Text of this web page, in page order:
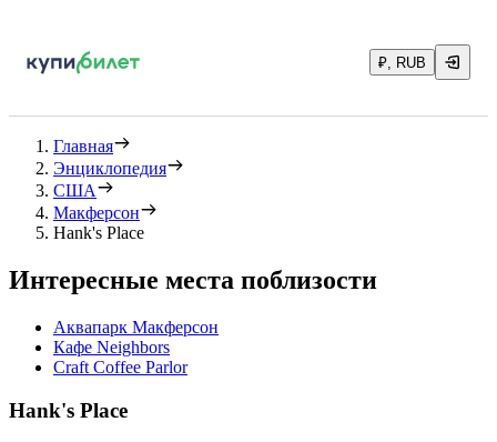
₽, RUB
Главная
Энциклопедия
США
Макферсон
Hank's Place
Интересные места поблизости
Аквапарк Макферсон
Кафе Neighbors
Craft Coffee Parlor
Hank's Place